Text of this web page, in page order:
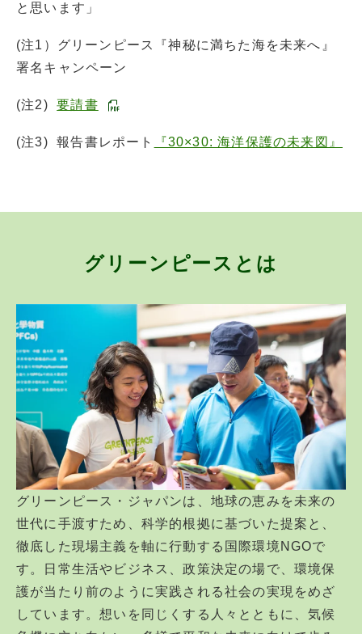
と思います」
(注1）グリーンピース『神秘に満ちた海を未来へ』
署名キャンペーン
(注2)要請書
(注3) 報告書レポート 『30×30: 海洋保護の未来図』
グリーンピースとは
グリーンピース・ジャパンは、地球の恵みを未来の
世代に手渡すため、科学的根拠に基づいた提案と、
徹底した現場主義を軸に行動する国際環境NGOで
す。日常生活やビジネス、政策決定の場で、環境保
護が当たり前のように実践される社会の実現をめざ
しています。想いを同じくする人々とともに、気候